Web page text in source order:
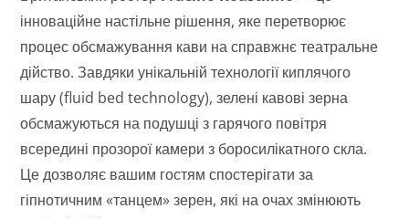
інноваційне настільне рішення, яке перетворює
процес обсмажування кави на справжнє театральне
дійство. Завдяки унікальній технології киплячого
шару (fluid bed technology), зелені кавові зерна
обсмажуються на подушці з гарячого повітря
всередині прозорої камери з боросилікатного скла.
Це дозволяє вашим гостям спостерігати за
гіпнотичним «танцем» зерен, які на очах змінюють